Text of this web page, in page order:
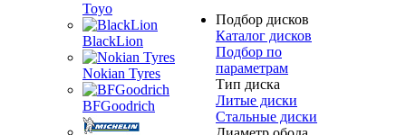
Toyo
BlackLion
Nokian Tyres
BFGoodrich
Подбор дисков
Каталог дисков
Подбор по
параметрам
Тип диска
Литые диски
Стальные диски